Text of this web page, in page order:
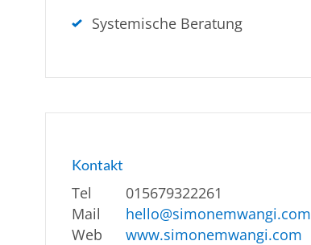
Systemische Beratung
Kontakt
Tel
015679322261
Mail
hello@simonemwangi.com
Web
www.simonemwangi.com